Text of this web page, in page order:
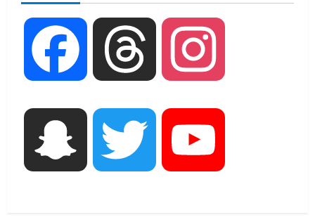
Facebook Threads
Snapchat Twitter
August 6, 2026
UTTARAKHAND NEWS
मिस उत्तराखंड 2026 के सब-कॉन्टेस्ट ‘मिस
ब्यूटीफुल आइज़’ एवं ‘मिस ब्यूटीफुल हेयर’ का
August 5, 2026
UTTARAKHAND NEWS
एमआईटी वर्ल्ड पीस यूनिवर्सिटी और जर्मनी के
बीएसबीआई के बीच समझौता; भारतीय छात्रों